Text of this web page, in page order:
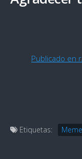
Publicado en
Etiquetas: